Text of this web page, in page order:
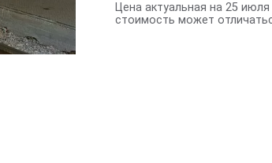
Цена актуальная на 25
стоимость может